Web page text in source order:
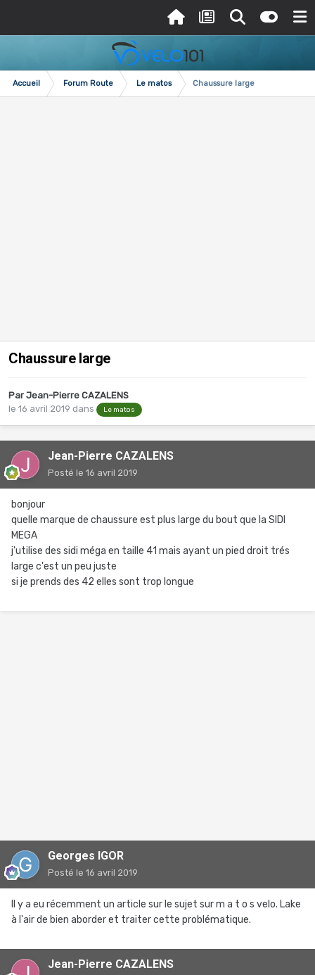
Accueil Forum Route Le matos Chaussure large
Chaussure large
Par Jean-Pierre CAZALENS
le 16 avril 2019 dans Le matos
Jean-Pierre CAZALENS
Posté le 16 avril 2019
bonjour
quelle marque de chaussure est plus large du bout que la SIDI
MEGA
j'utilise des sidi méga en taille 41 mais ayant un pied droit trés
large c'est un peu juste
si je prends des 42 elles sont trop longue
Georges IGOR
Posté le 16 avril 2019
Il y a eu récemment un article sur le sujet sur m a t o s velo. Lake
à l'air de bien aborder et traiter cette problématique.
Jean-Pierre CAZALENS